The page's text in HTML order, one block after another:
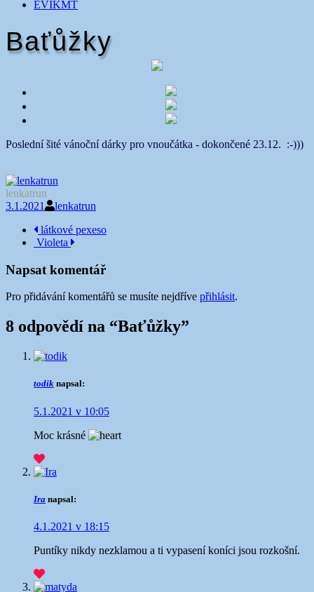
EVIKMT
Baťůžky
Poslední šité vánoční dárky pro vnoučátka - dokončené 23.12. :-)))
lenkatrun
3.1.2021
lenkatrun
Navigace
příspěvku
látkové pexeso
Violeta
Napsat komentář
Pro přidávání komentářů se musíte nejdříve přihlásit.
8 odpovědí na “Baťůžky”
todik napsal:
5.1.2021 v 10:05
Moc krásné
Ira napsal:
4.1.2021 v 18:15
Puntíky nikdy nezklamou a ti vypasení koníci jsou rozkošní.